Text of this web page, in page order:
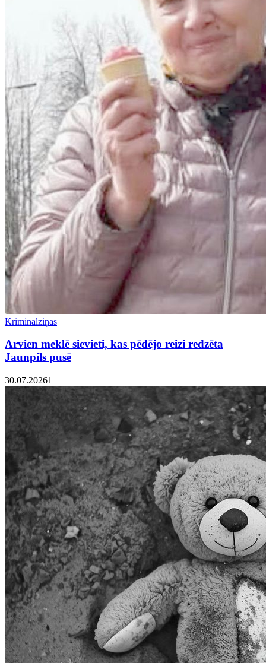
Kriminālziņas
Arvien meklē sievieti, kas pēdējo reizi redzēta
Jaunpils pusē
30.07.20261